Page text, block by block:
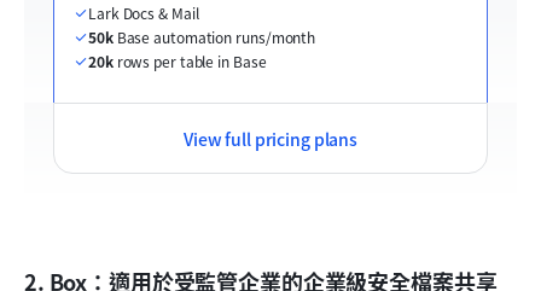
Lark Docs & Mail
50k Base automation runs/month
20k rows per table in Base
View full pricing plans
2. Box：適用於受監管企業的企業級安全檔案共享